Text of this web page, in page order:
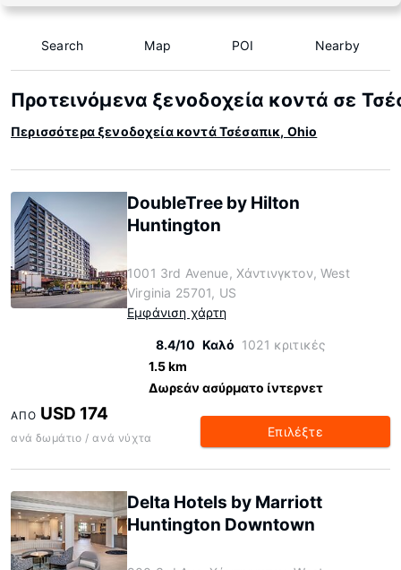
Search Map POI Nearby
Προτεινόμενα ξενοδοχεία κοντά σε
Περισσότερα ξενοδοχεία κοντά Τσέσαπικ, Ohio
DoubleTree by Hilton
Huntington
1001 3rd Avenue, Χάντινγκτον, West
Virginia 25701, US
Εμφάνιση χάρτη
8.4/10 Καλό 1021 κριτικές
1.5 km
Δωρεάν ασύρματο ίντερνετ
ΑΠΌ USD 174
ανά δωμάτιο / ανά νύχτα Επιλέξτε
Delta Hotels by Marriott
Huntington Downtown